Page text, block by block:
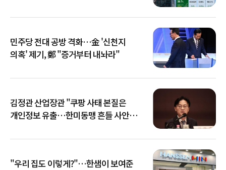
민주당 전대 공방 격화…金 '신천지
의혹' 제기, 鄭 "증거부터 내놔라"
김정관 산업장관 "쿠팡 사태 본질은
개인정보 유출…한미동맹 흔들 사안
"우리 집도 이렇게?"…한샘이 보여준